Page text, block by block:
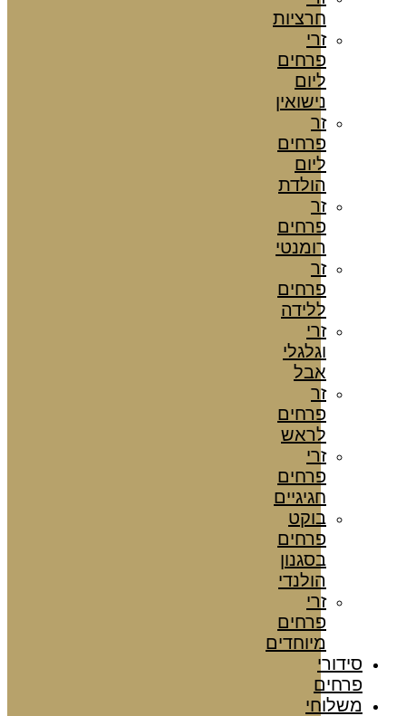
חרציות
זרי
פרחים
ליום
נישואין
זר
פרחים
ליום
הולדת
זר
פרחים
רומנטי
זר
פרחים
ללידה
זרי
וגלגלי
אבל
זר
פרחים
לראש
זרי
פרחים
חגיגיים
בוקט
פרחים
בסגנון
הולנדי
זרי
פרחים
מיוחדים
סידורי
פרחים
משלוחי